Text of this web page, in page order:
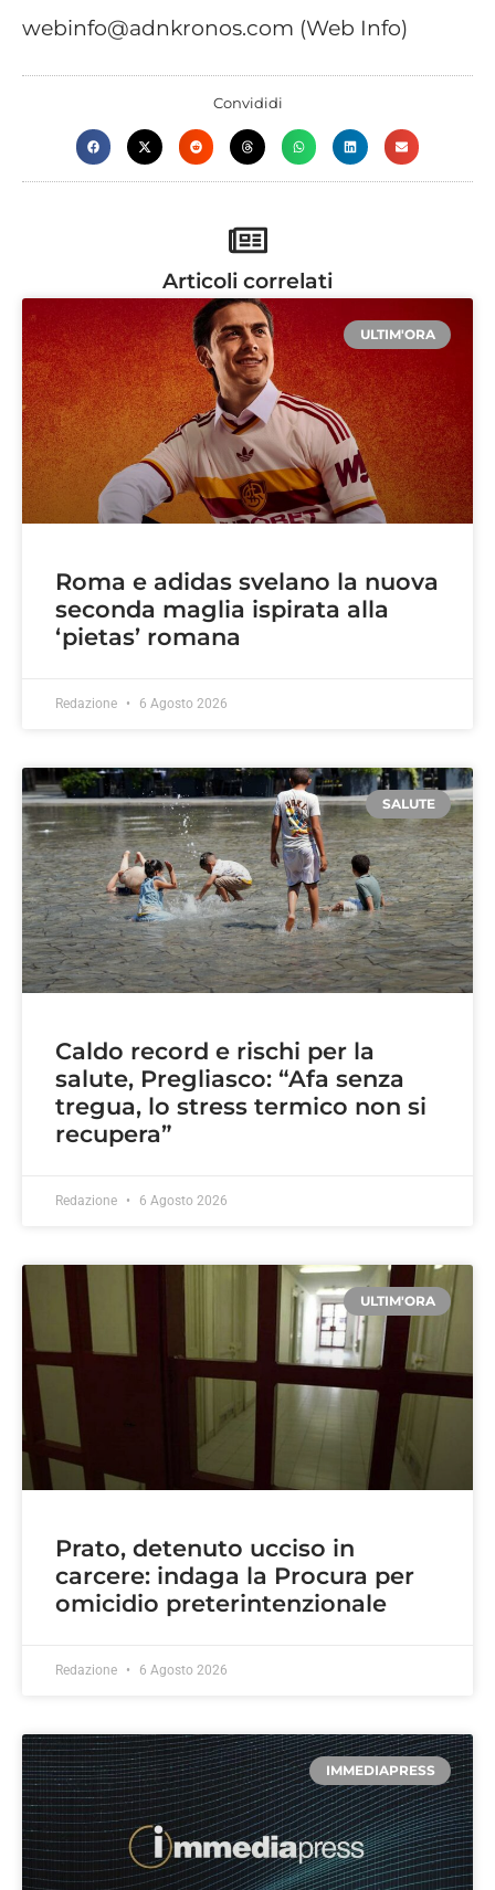
webinfo@adnkronos.com (Web Info)
Convididi
Articoli correlati
ULTIM'ORA
Roma e adidas svelano la nuova
seconda maglia ispirata alla
‘pietas’ romana
Redazione 6 Agosto 2026
SALUTE
Caldo record e rischi per la
salute, Pregliasco: “Afa senza
tregua, lo stress termico non si
recupera”
Redazione 6 Agosto 2026
ULTIM'ORA
Prato, detenuto ucciso in
carcere: indaga la Procura per
omicidio preterintenzionale
Redazione 6 Agosto 2026
IMMEDIAPRESS